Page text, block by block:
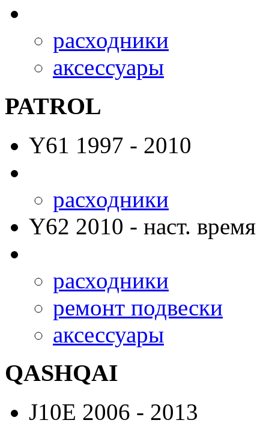
расходники
аксессуары
PATROL
Y61 1997 - 2010
расходники
Y62 2010 - наст. время
расходники
ремонт подвески
аксессуары
QASHQAI
J10E 2006 - 2013